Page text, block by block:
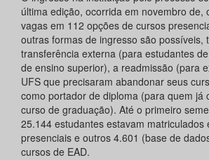
última edição, ocorrida em novembro de,
vagas em 112 opções de cursos
outras formas de ingresso são possíveis,
transferência externa (para estudantes
de ensino superior), a readmissão (para
UFS que precisaram abandonar seus
como portador de diploma (para quem já
curso de graduação). Até o primeiro
25.144 estudantes estavam matriculados
presenciais e outros 4.601 (base de
cursos de EAD.